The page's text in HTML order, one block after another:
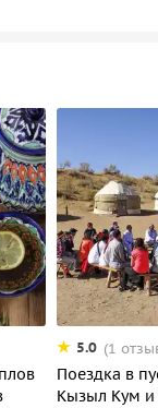
5.0 (1
Поездка в
Кызыл Кум и